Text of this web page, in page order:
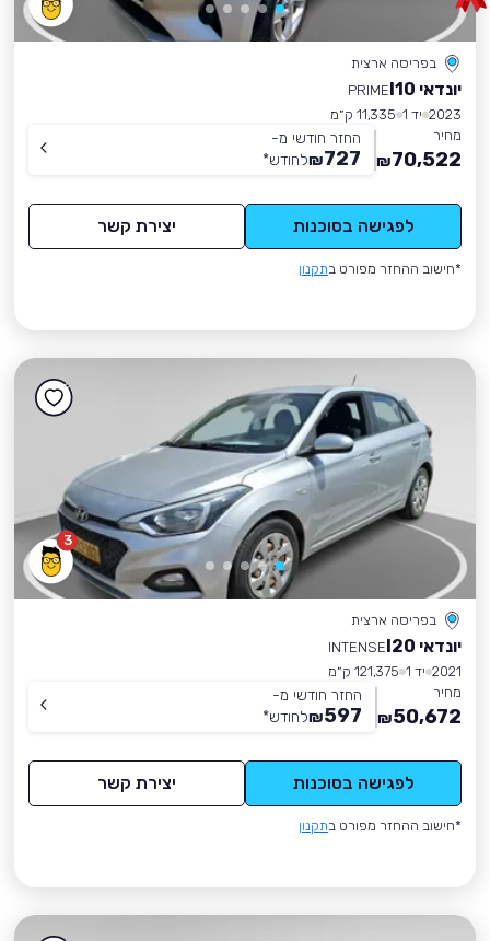
בפריסה ארצית
יונדאי I10
PRIME
2023 יד 1
11,335 ק״מ
מחיר
70,522
₪
החזר חודשי מ-
727
₪לחודש*
לפגישה בסוכנות יצירת קשר
*חישוב ההחזר מפורט בתקנון
3
בפריסה ארצית
יונדאי I20
INTENSE
2021 יד 1
121,375 ק״מ
מחיר
50,672
₪
החזר חודשי מ-
597
₪לחודש*
לפגישה בסוכנות יצירת קשר
*חישוב ההחזר מפורט בתקנון